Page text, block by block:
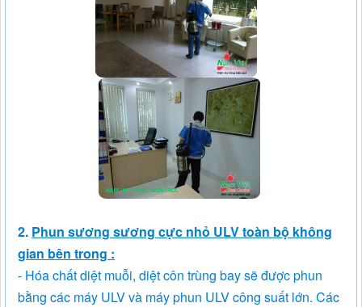
2. Phun sương sương cực nhỏ ULV toàn bộ không
gian bên trong :
- Hóa chất diệt muỗi, diệt côn trùng bay sẽ được phun
bằng các máy ULV và máy phun ULV công suất lớn. Các